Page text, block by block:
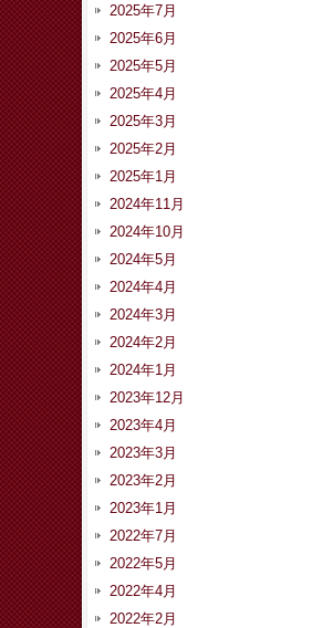
2025年7月
2025年6月
2025年5月
2025年4月
2025年3月
2025年2月
2025年1月
2024年11月
2024年10月
2024年5月
2024年4月
2024年3月
2024年2月
2024年1月
2023年12月
2023年4月
2023年3月
2023年2月
2023年1月
2022年7月
2022年5月
2022年4月
2022年2月